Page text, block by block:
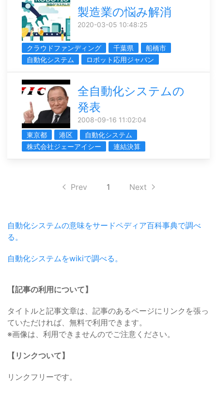
製造業の悩み解消
2020-03-05 10:48:25
クラウドファンディング 千葉県
船橋市
自動化システム
ロボット応用ジャパン
全自動化システムの
発表
2008-09-16 11:02:04
東京都
港区
自動化システム
株式会社ジェーアイシー
連結決算
Prev 1 Next
自動化システムの意味をサードペディア百科事典で調べ
る。
自動化システムをwikiで調べる。
【記事の利用について】
タイトルと記事文章は、記事のあるページにリンクを張っ
ていただければ、無料で利用できます。
※画像は、利用できませんのでご注意ください。
【リンクついて】
リンクフリーです。